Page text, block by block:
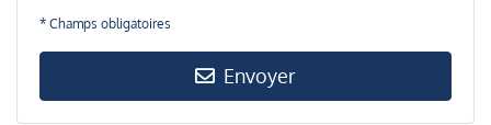
* Champs obligatoires
Envoyer